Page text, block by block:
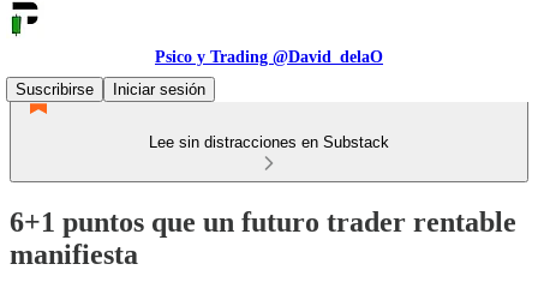
Psico y Trading @David_delaO
Suscribirse
Iniciar sesión
Lee sin distracciones en Substack
6+1 puntos que un futuro trader rentable
manifiesta